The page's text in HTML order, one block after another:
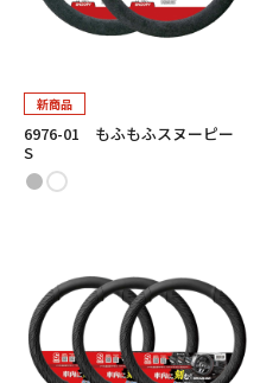
新商品
6976-01 もふもふスヌーピー
S